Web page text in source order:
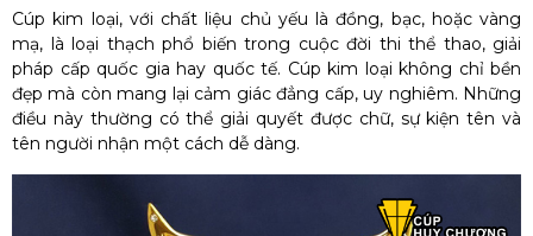
Cúp kim loại, với chất liệu chủ yếu là đồng, bạc, hoặc vàng
mạ, là loại thạch phổ biến trong cuộc đời thi thể thao, giải
pháp cấp quốc gia hay quốc tế. Cúp kim loại không chỉ bền
đẹp mà còn mang lại cảm giác đẳng cấp, uy nghiêm. Những
điều này thường có thể giải quyết được chữ, sự kiện tên và
tên người nhận một cách dễ dàng.